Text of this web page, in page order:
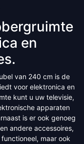
en
van 240 cm is de
voor elektronica en
kunt u uw televisie,
apparaten
is er ook genoeg
andere accessoires,
maar ook